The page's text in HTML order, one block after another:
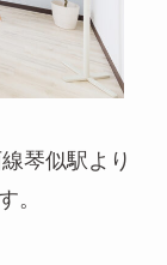
琴似駅より
。